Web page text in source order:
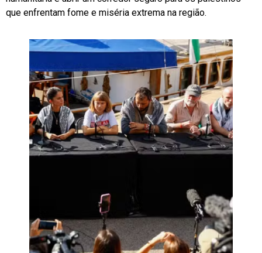
que enfrentam fome e miséria extrema na região.